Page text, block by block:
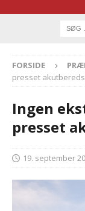
FORSIDE
presset
Ingen
presset
19. september